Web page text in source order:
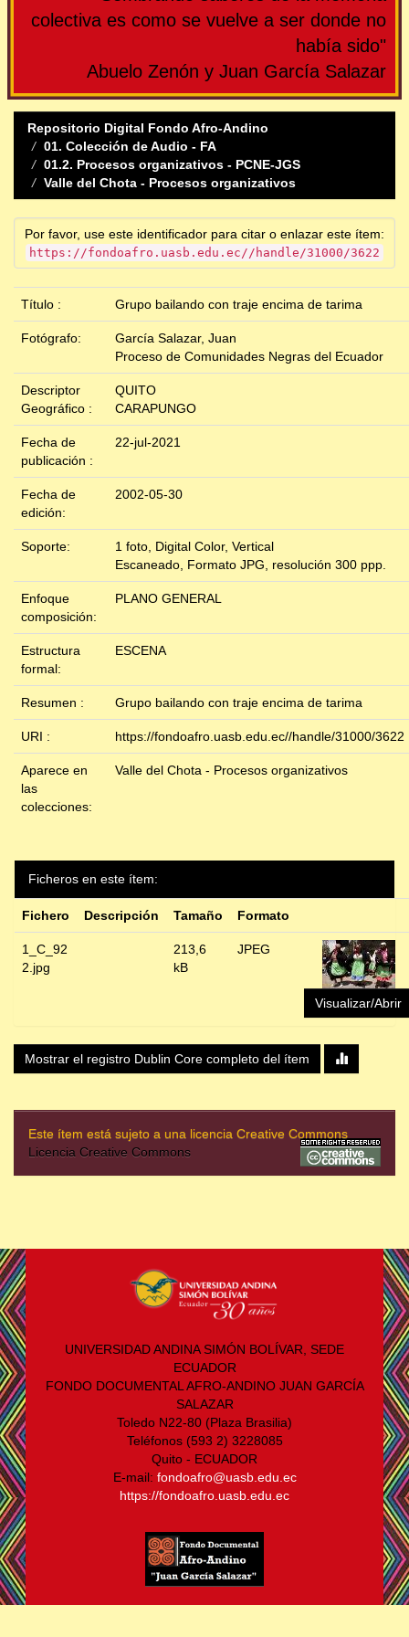
colectiva es como se vuelve a ser donde no
había sido"
Abuelo Zenón y Juan García Salazar
Repositorio Digital Fondo Afro-Andino
01. Colección de Audio - FA
01.2. Procesos organizativos - PCNE-JGS
Valle del Chota - Procesos organizativos
Por favor, use este identificador para citar o enlazar este ítem:
https://fondoafro.uasb.edu.ec//handle/31000/3622
Título : Grupo bailando con traje encima de tarima
Fotógrafo:
García Salazar, Juan
Proceso de Comunidades Negras del Ecuador
Descriptor
Geográfico :
QUITO
CARAPUNGO
Fecha de
publicación :
22-jul-2021
Fecha de
edición:
2002-05-30
Soporte:
1 foto, Digital Color, Vertical
Escaneado, Formato JPG, resolución 300 ppp.
Enfoque
composición:
PLANO GENERAL
Estructura
formal:
ESCENA
Resumen : Grupo bailando con traje encima de tarima
URI : https://fondoafro.uasb.edu.ec//handle/31000/3622
Aparece en
las
colecciones:
Valle del Chota - Procesos organizativos
Ficheros en este ítem:
Fichero Descripción Tamaño Formato
1_C_92
2.jpg
213,6
kB
JPEG
Visualizar/Abrir
Mostrar el registro Dublin Core completo del ítem
Este ítem está sujeto a una licencia Creative Commons
Licencia Creative Commons
UNIVERSIDAD ANDINA SIMÓN BOLÍVAR, SEDE
ECUADOR
FONDO DOCUMENTAL AFRO-ANDINO JUAN GARCÍA
SALAZAR
Toledo N22-80 (Plaza Brasilia)
Teléfonos (593 2) 3228085
Quito - ECUADOR
E-mail: fondoafro@uasb.edu.ec
https://fondoafro.uasb.edu.ec